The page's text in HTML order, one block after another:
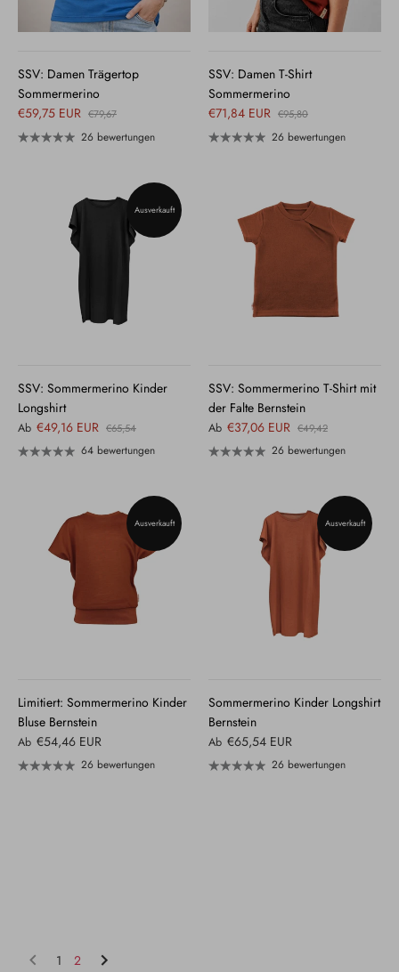
SSV: Damen Trägertop
Sommermerino
€59,75 EUR €79,67
26 bewertungen
SSV: Damen T-Shirt
Sommermerino
€71,84 EUR €95,80
26 bewertungen
Ausverkauft
SSV: Sommermerino Kinder
Longshirt
Ab €49,16 EUR €65,54
64 bewertungen
SSV: Sommermerino T-Shirt mit
der Falte Bernstein
Ab €37,06 EUR €49,42
26 bewertungen
Ausverkauft
Limitiert: Sommermerino Kinder
Bluse Bernstein
Ab €54,46 EUR
26 bewertungen
Ausverkauft
Sommermerino Kinder Longshirt
Bernstein
Ab €65,54 EUR
26 bewertungen
1 2